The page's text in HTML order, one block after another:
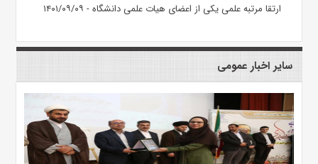
ارتقا مرتبه علمی یکی از اعضای هیات علمی دانشگاه - ۱۴۰۱/۰۹/۰۹
سایر اخبار عمومی